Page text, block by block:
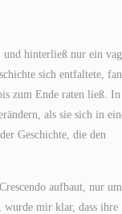
und hinterließ nur ein
sich entfaltete,
zum Ende raten ließ. In
als sie sich in
Geschichte, die den
aufbaut, nur
wurde mir klar, dass ihre